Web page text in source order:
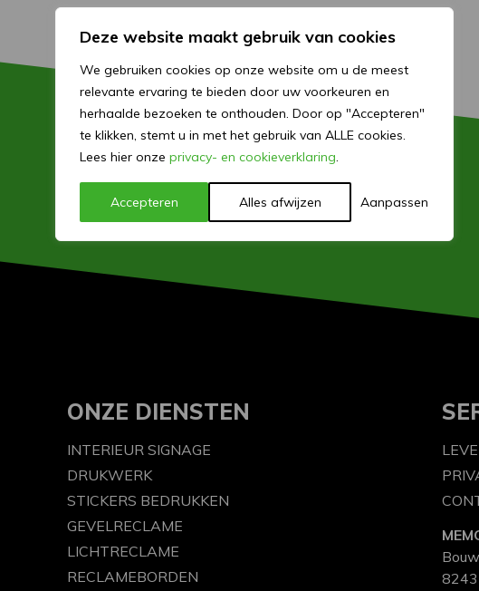
Deze website maakt gebruik van cookies
We gebruiken cookies op onze website om u de meest
relevante ervaring te bieden door uw voorkeuren en
herhaalde bezoeken te onthouden. Door op "Accepteren"
te klikken, stemt u in met het gebruik van ALLE cookies.
Lees hier onze privacy- en cookieverklaring
Aanpassen
Alles afwijzen
Accepteren
ONZE DIENSTEN
INTERIEUR SIGNAGE
DRUKWERK
STICKERS BEDRUKKEN
GEVELRECLAME
LICHTRECLAME
RECLAMEBORDEN
8243